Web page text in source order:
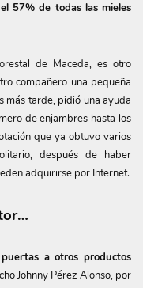
57% de todas las mieles
de Maceda, es otro
compañero una pequeña
más tarde, pidió una ayuda
de enjambres hasta los
que ya obtuvo varios
después de haber
adquirirse por Internet.
a otros productos
Johnny Pérez Alonso, por